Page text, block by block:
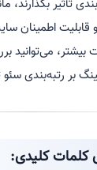
تأثیر
اطمینان
بیشتر، می‌توانید
بر رتبه‌بندی سئو
کلمات کلیدی: